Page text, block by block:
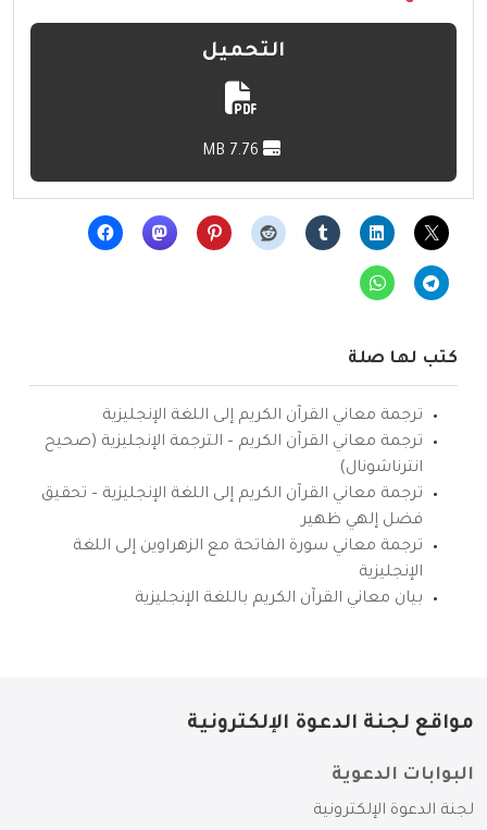
التحميل
كتب لها صلة
ترجمة معاني القرآن الكريم إلى اللغة الإنجليزية
ترجمة معاني القرآن الكريم – الترجمة الإنجليزية (صحيح
انترناشونال)
ترجمة معاني القرآن الكريم إلى اللغة الإنجليزية – تحقيق
فضل إلهي ظهير
ترجمة معاني سورة الفاتحة مع الزهراوين إلى اللغة
الإنجليزية
بيان معاني القرآن الكريم باللغة الإنجليزية
مواقع لجنة الدعوة الإلكترونية
البوابات الدعوية
لجنة الدعوة الإلكترونية